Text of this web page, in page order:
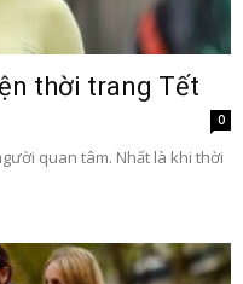
thời trang Tết
0
quan tâm. Nhất là khi thời